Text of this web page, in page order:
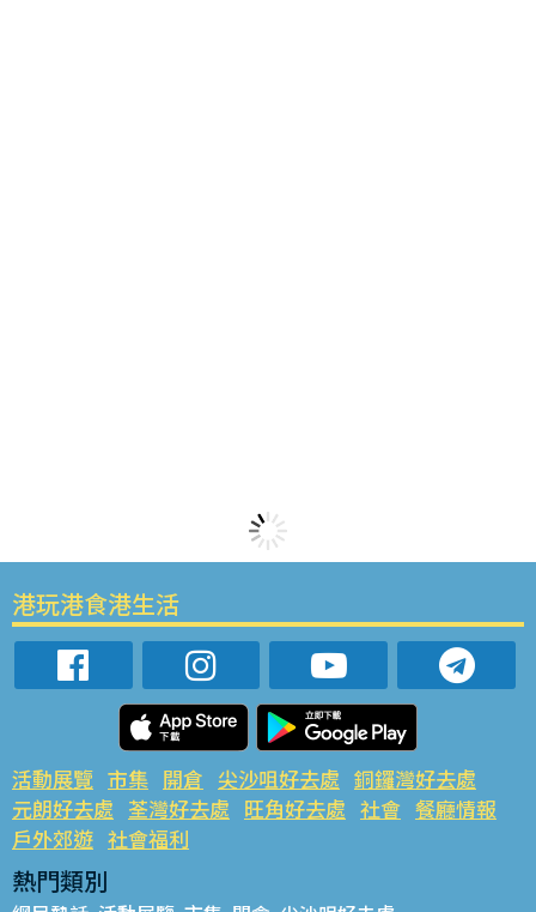
港玩港食港生活
活動展覽 市集 開倉 尖沙咀好去處 銅鑼灣好去處
元朗好去處 荃灣好去處 旺角好去處 社會 餐廳情報
戶外郊遊 社會福利
熱門類別